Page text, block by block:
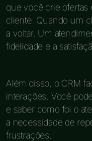
que você crie ofertas
cliente. Quando um
a voltar. Um
fidelidade e a
Além disso, o CRM
interações. Você
e saber como foi o
a necessidade de
frustrações.